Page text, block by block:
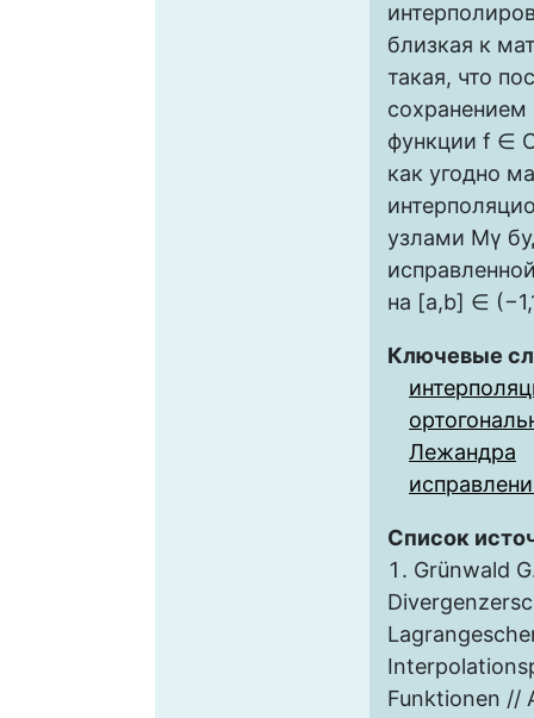
близкая к
такая, что
функции f ∈
как угодно
узлами Mγ
на [a,b] ∈
Ключевые
Лежандра
Список
Grünwald
Funktionen //